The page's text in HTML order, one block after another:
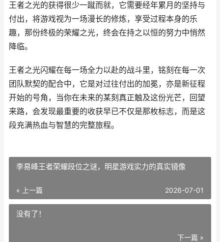
王者之光的获得很少一蹴而就，它需要经年累月的坚持与
付出，将游戏视为一场漫长的修炼，享受过程本身的乐
趣，那份终极的荣耀之光，终会在持之以恒的努力中悄然
降临。
王者之光闪耀在每一场全力以赴的战斗里，铭刻在每一次
团队默契的配合中，它是对过往付出的加冕，亦是新征程
开始的号角，当你在未来的某刻真正触及这份光芒，回望
来路，会发现最重要的收获早已不仅是那枚标志，而是这
段充满热血与智慧的完整旅程。
李易峰王者荣耀段位之谜，明星游戏实力的真实镜像
« 上一篇 2026-07-01
没有了！
下一篇 »